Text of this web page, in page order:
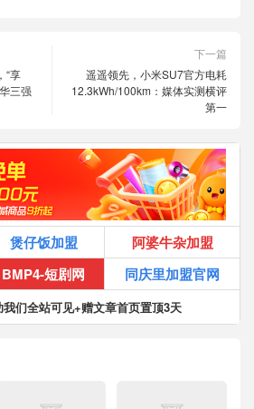
“享
三强
下一篇
遥遥领先，小米SU7官方电耗
12.3kWh/100km：媒体实测横评
第一
煲仔饭加盟
阿婆牛杂加盟
BMP4-短剧网 同庆里加盟官网
们全站可见+赠文章首页置顶3天